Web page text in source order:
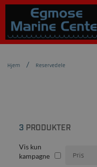
Hjem Reservedele
3 PRODUKTER
Vis kun
kampagne